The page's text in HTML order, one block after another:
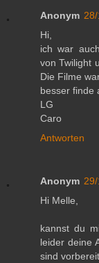
Anonym
Hi,
ich war
von Twilight
Die Filme
besser finde
LG
Caro
Antworten
Anonym
Hi Melle,
kannst du
leider deine
sind